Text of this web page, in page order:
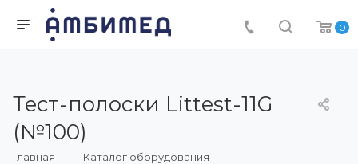
0
Тест-полоски Littest-11G
(№100)
Главная
Каталог оборудования